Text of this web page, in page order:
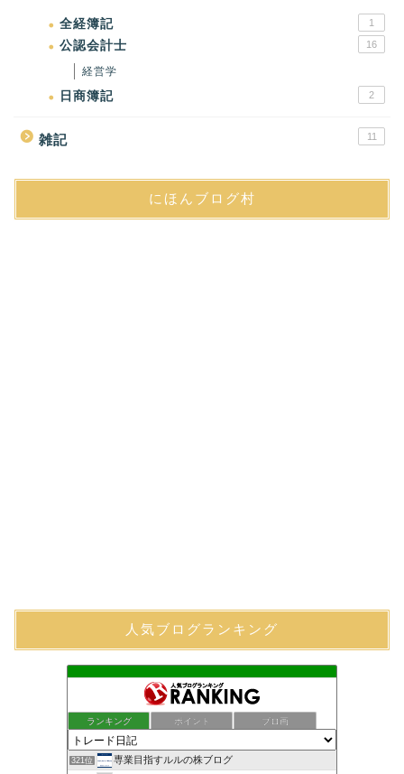
全経簿記 1
公認会計士 16
経営学
日商簿記 2
雑記 11
にほんブログ村
人気ブログランキング
ランキング ポイント ブロ画
321位 専業目指すルルの株ブログ